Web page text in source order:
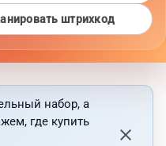
штрихкод
набор, а
где купить
close